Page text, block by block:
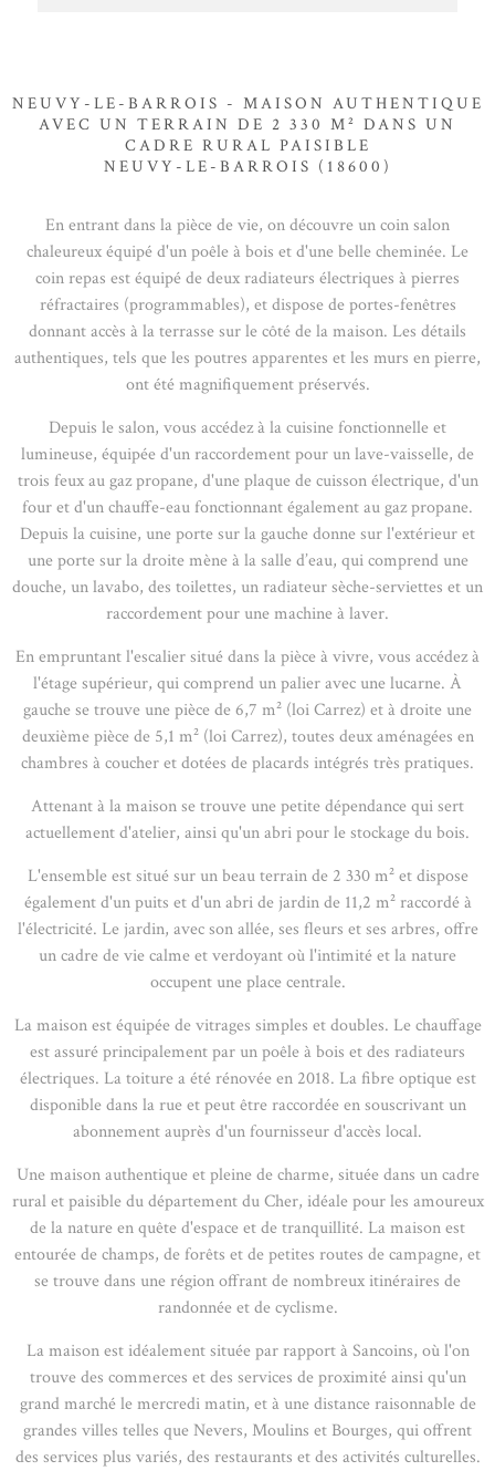
NEUVY-LE-BARROIS - MAISON AUTHENTIQUE
AVEC UN TERRAIN DE 2 330 M² DANS UN
CADRE RURAL PAISIBLE
NEUVY-LE-BARROIS (18600)
En entrant dans la pièce de vie, on découvre un coin salon
chaleureux équipé d'un poêle à bois et d'une belle cheminée. Le
coin repas est équipé de deux radiateurs électriques à pierres
réfractaires (programmables), et dispose de portes-fenêtres
donnant accès à la terrasse sur le côté de la maison. Les détails
authentiques, tels que les poutres apparentes et les murs en pierre,
ont été magnifiquement préservés.
Depuis le salon, vous accédez à la cuisine fonctionnelle et
lumineuse, équipée d'un raccordement pour un lave-vaisselle, de
trois feux au gaz propane, d'une plaque de cuisson électrique, d'un
four et d'un chauffe-eau fonctionnant également au gaz propane.
Depuis la cuisine, une porte sur la gauche donne sur l'extérieur et
une porte sur la droite mène à la salle d’eau, qui comprend une
douche, un lavabo, des toilettes, un radiateur sèche-serviettes et un
raccordement pour une machine à laver.
En empruntant l'escalier situé dans la pièce à vivre, vous accédez à
l'étage supérieur, qui comprend un palier avec une lucarne. À
gauche se trouve une pièce de 6,7 m² (loi Carrez) et à droite une
deuxième pièce de 5,1 m² (loi Carrez), toutes deux aménagées en
chambres à coucher et dotées de placards intégrés très pratiques.
Attenant à la maison se trouve une petite dépendance qui sert
actuellement d'atelier, ainsi qu'un abri pour le stockage du bois.
L'ensemble est situé sur un beau terrain de 2 330 m² et dispose
également d'un puits et d'un abri de jardin de 11,2 m² raccordé à
l'électricité. Le jardin, avec son allée, ses fleurs et ses arbres, offre
un cadre de vie calme et verdoyant où l'intimité et la nature
occupent une place centrale.
La maison est équipée de vitrages simples et doubles. Le chauffage
est assuré principalement par un poêle à bois et des radiateurs
électriques. La toiture a été rénovée en 2018. La fibre optique est
disponible dans la rue et peut être raccordée en souscrivant un
abonnement auprès d'un fournisseur d'accès local.
Une maison authentique et pleine de charme, située dans un cadre
rural et paisible du département du Cher, idéale pour les amoureux
de la nature en quête d'espace et de tranquillité. La maison est
entourée de champs, de forêts et de petites routes de campagne, et
se trouve dans une région offrant de nombreux itinéraires de
randonnée et de cyclisme.
La maison est idéalement située par rapport à Sancoins, où l'on
trouve des commerces et des services de proximité ainsi qu'un
grand marché le mercredi matin, et à une distance raisonnable de
grandes villes telles que Nevers, Moulins et Bourges, qui offrent
des services plus variés, des restaurants et des activités culturelles.